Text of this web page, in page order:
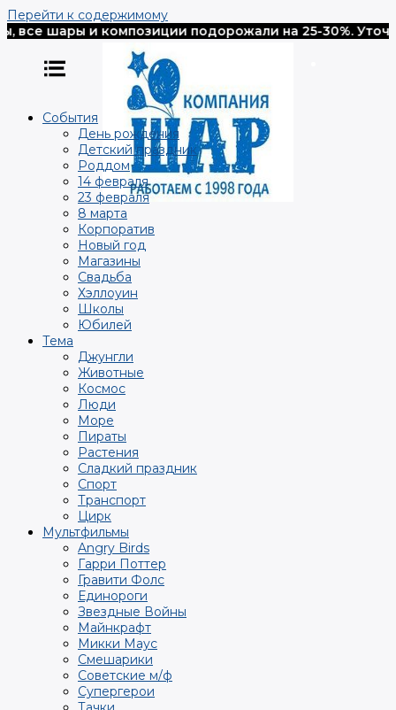
Перейти к содержимому
и композиции подорожали на 25-30%. Уточняйте
События
День рождения
Детский праздник
Роддом
14 февраля
23 февраля
8 марта
Корпоратив
Новый год
Магазины
Свадьба
Хэллоуин
Школы
Юбилей
Тема
Джунгли
Животные
Космос
Люди
Море
Пираты
Растения
Сладкий праздник
Спорт
Транспорт
Цирк
Мультфильмы
Angry Birds
Гарри Поттер
Гравити Фолс
Единороги
Звездные Войны
Майнкрафт
Микки Маус
Смешарики
Советские м/ф
Супергерои